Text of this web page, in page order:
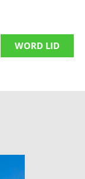
WORD LID